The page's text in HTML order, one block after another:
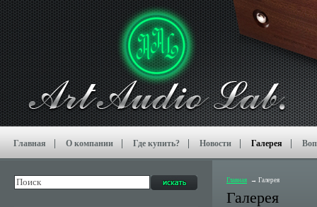
Главная О компании Где купить? Новости Галерея
Главная Галерея
Галерея